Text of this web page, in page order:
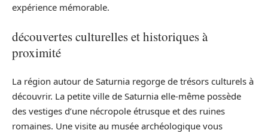
expérience mémorable.
découvertes culturelles et historiques à
proximité
La région autour de Saturnia regorge de trésors culturels à
découvrir. La petite ville de Saturnia elle-même possède
des vestiges d’une nécropole étrusque et des ruines
romaines. Une visite au musée archéologique vous